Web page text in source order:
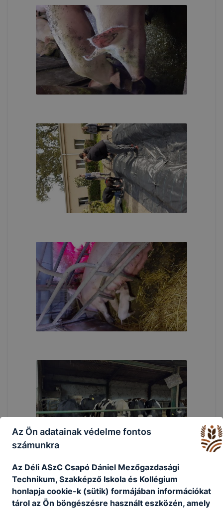
Az Ön adatainak védelme fontos
számunkra
Az Déli ASzC Csapó Dániel Mezőgazdasági
Technikum, Szakképző Iskola és Kollégium
honlapja cookie-k (sütik) formájában információkat
tárol az Ön böngészésre használt eszközén, amely